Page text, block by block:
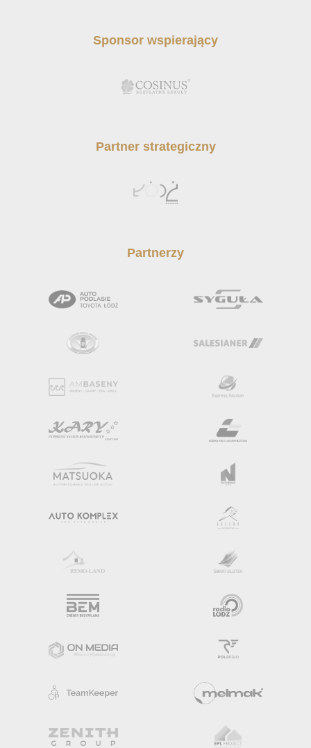
Sponsor wspierający
Partner strategiczny
Partnerzy